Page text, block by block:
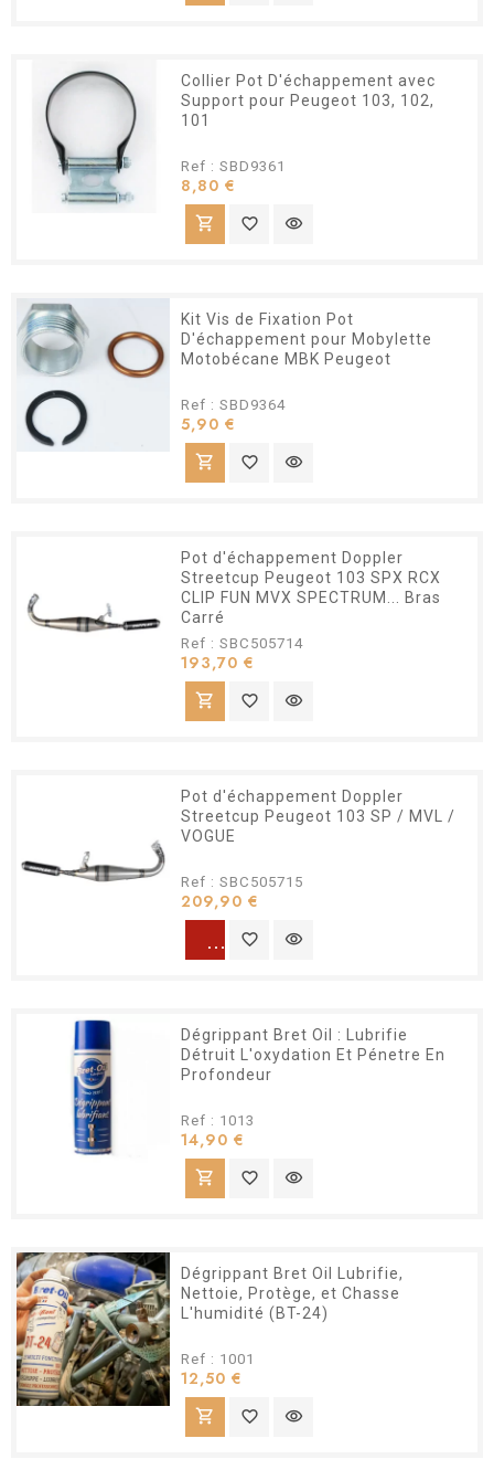
Collier Pot D'échappement avec
Support pour Peugeot 103, 102,
101
Ref : SBD9361
8,80 €
shopping_cart favorite_border visibility
Kit Vis de Fixation Pot
D'échappement pour Mobylette
Motobécane MBK Peugeot
Ref : SBD9364
5,90 €
shopping_cart favorite_border visibility
Pot d'échappement Doppler
Streetcup Peugeot 103 SPX RCX
CLIP FUN MVX SPECTRUM... Bras
Carré
Ref : SBC505714
193,70 €
shopping_cart favorite_border visibility
Pot d'échappement Doppler
Streetcup Peugeot 103 SP / MVL /
VOGUE
Ref : SBC505715
209,90 €
favorite_border visibility
Dégrippant Bret Oil : Lubrifie
Détruit L'oxydation Et Pénetre En
Profondeur
Ref : 1013
14,90 €
shopping_cart favorite_border visibility
Dégrippant Bret Oil Lubrifie,
Nettoie, Protège, et Chasse
L'humidité (BT-24)
Ref : 1001
12,50 €
shopping_cart favorite_border visibility